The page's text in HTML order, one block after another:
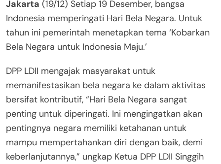
Jakarta (19/12) Setiap 19 Desember, bangsa
Indonesia memperingati Hari Bela Negara. Untuk
tahun ini pemerintah menetapkan tema ‘Kobarkan
Bela Negara untuk Indonesia Maju.’
DPP LDII mengajak masyarakat untuk
memanifestasikan bela negara ke dalam aktivitas
bersifat kontributif, “Hari Bela Negara sangat
penting untuk diperingati. Ini mengingatkan akan
pentingnya negara memiliki ketahanan untuk
mampu mempertahankan diri dengan baik, demi
keberlanjutannya,” ungkap Ketua DPP LDII Singgih